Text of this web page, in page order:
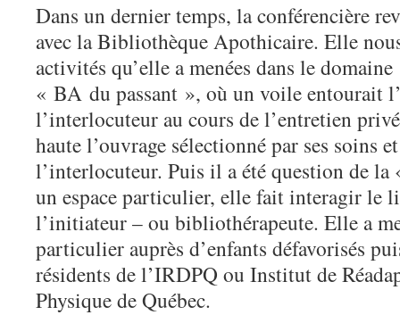
Dans un dernier temps, la conférencière
avec la Bibliothèque Apothicaire. Elle
activités qu’elle a menées dans le
« BA du passant », où un voile entourait
l’interlocuteur au cours de l’entretien
haute l’ouvrage sélectionné par ses soins
l’interlocuteur. Puis il a été question de la
un espace particulier, elle fait interagir le
l’initiateur – ou bibliothérapeute. Elle a
particulier auprès d’enfants défavorisés
résidents de l’IRDPQ ou Institut de
Physique de Québec.